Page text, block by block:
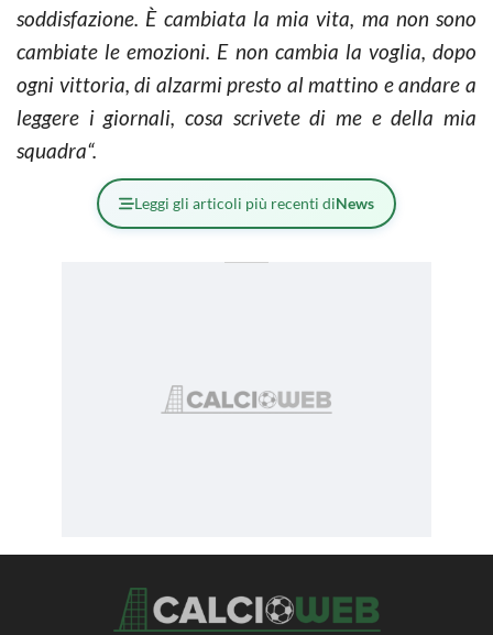
soddisfazione. È cambiata la mia vita, ma non sono
cambiate le emozioni. E non cambia la voglia, dopo
ogni vittoria, di alzarmi presto al mattino e andare a
leggere i giornali, cosa scrivete di me e della mia
squadra“.
Leggi gli articoli più recenti diNews